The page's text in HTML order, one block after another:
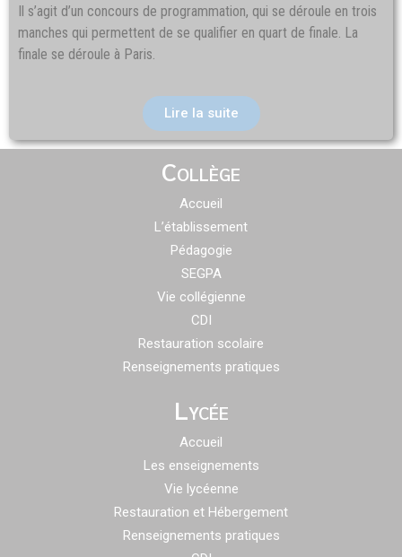
Il s’agit d’un concours de programmation, qui se déroule en trois
manches qui permettent de se qualifier en quart de finale. La
finale se déroule à Paris.
Lire la suite
Collège
Accueil
L’établissement
Pédagogie
SEGPA
Vie collégienne
CDI
Restauration scolaire
Renseignements pratiques
Lycée
Accueil
Les enseignements
Vie lycéenne
Restauration et Hébergement
Renseignements pratiques